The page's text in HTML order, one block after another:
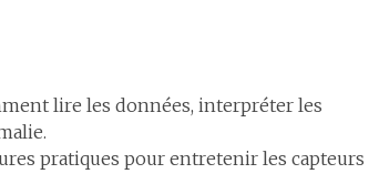
lire les données, interpréter les
pratiques pour entretenir les capteurs